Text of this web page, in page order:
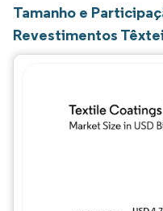
Tamanho e
Revestimentos